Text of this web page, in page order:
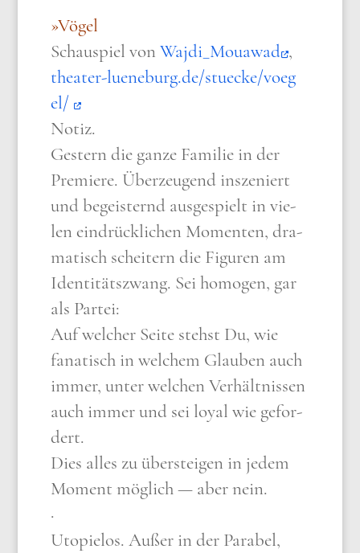
»Vögel
Schau­spiel von Wajdi_​Mouawad ,
thea​ter​-lue​ne​burg​.de/​s​t​u​e​c​k​e​/​v​o​e​g​
el/
Notiz.
Gestern die gan­ze Fami­lie in der
Pre­mie­re. Über­zeu­gend insze­niert
und begei­sternd aus­ge­spielt in vie­
len ein­drück­li­chen Momen­ten, dra­
ma­tisch schei­tern die Figu­ren am
Iden­ti­täts­zwang. Sei homo­gen, gar
als Par­tei:
Auf wel­cher Sei­te stehst Du, wie
fana­tisch in wel­chem Glau­ben auch
immer, unter wel­chen Ver­hält­nis­sen
auch immer und sei loy­al wie gefor­
dert.
Dies alles zu über­stei­gen in jedem
Moment mög­lich — aber nein.
·
Uto­pie­los. Außer in der Para­bel,